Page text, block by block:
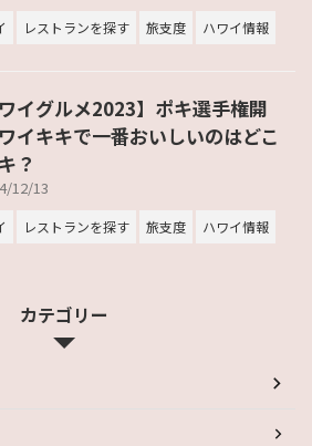
レストランを探す 旅支度 ハワイ情報
ワイグルメ2023】ポキ選手権開
イキキで一番おいしいのはどこ
？
12/13
レストランを探す 旅支度 ハワイ情報
カテゴリー